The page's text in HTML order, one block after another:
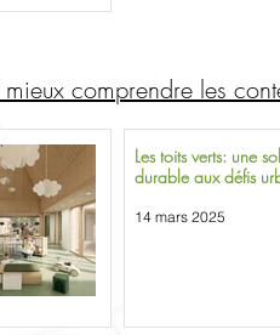
comprendre les
Les toits verts: une
durable aux défis
14 mars 2025